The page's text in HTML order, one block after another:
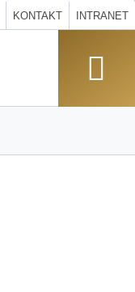
KONTAKT INTRANET